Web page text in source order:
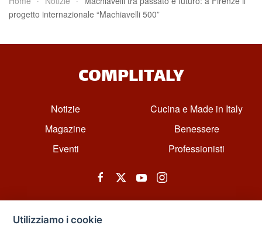
progetto internazionale “Machiavelli 500”
COMPLITALY
Notizie
Magazine
Eventi
Cucina e Made in Italy
Benessere
Professionisti
Utilizziamo i cookie